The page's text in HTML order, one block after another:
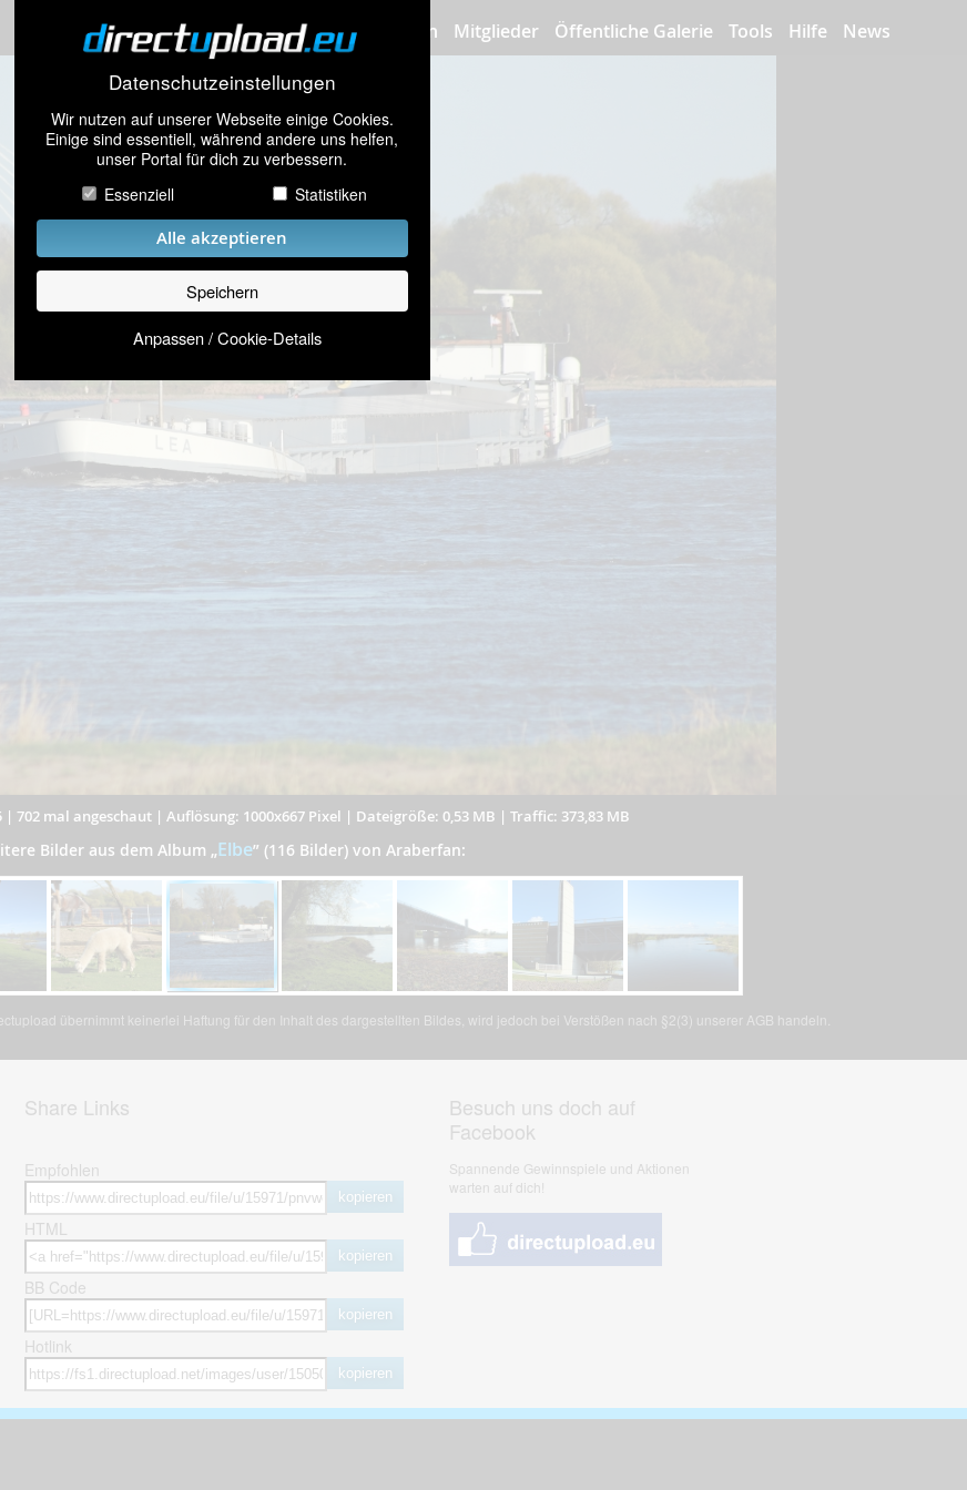
Datenschutzeinstellungen
Wir nutzen auf unserer Webseite einige Cookies.
Einige sind essentiell, während andere uns helfen,
unser Portal für dich zu verbessern.
Essenziell
Statistiken
Alle akzeptieren
Speichern
Anpassen / Cookie-Details
Bilder hochladen Mitglieder Öffentliche Galerie Tools Hilfe News
| 702 mal angeschaut| Auflösung: 1000x667 Pixel | Dateigröße: 0,53 MB | Traffic: 373,83 MB
Bilder aus dem Album „Elbe” (116 Bilder) von Araberfan:
übernimmt keinerlei Haftung für den Inhalt des dargestellten Bildes, wird jedoch bei Verstößen nach §2(3) unserer AGB handeln.
Share Links
Empfohlen
kopieren
HTML
kopieren
BB Code
kopieren
Hotlink
kopieren
Besuch uns doch auf
Facebook
Spannende Gewinnspiele und Aktionen
warten auf dich!